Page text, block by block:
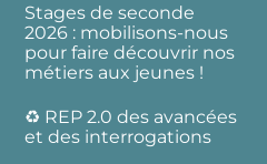
Stages de seconde
2026 : mobilisons-nous
pour faire découvrir nos
métiers aux jeunes !
♻️ REP 2.0 des avancées
et des interrogations